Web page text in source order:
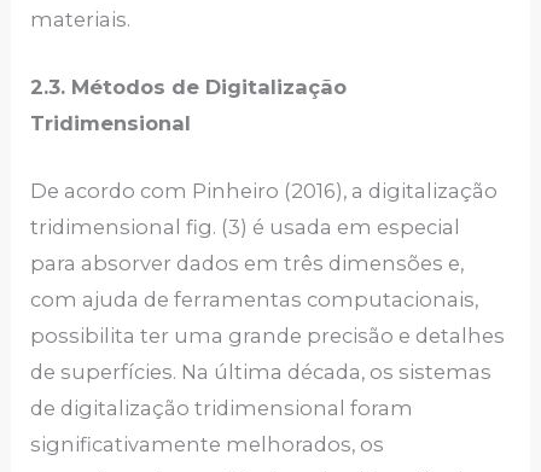
materiais.
2.3. Métodos de Digitalização
Tridimensional
De acordo com Pinheiro (2016), a digitalização
tridimensional fig. (3) é usada em especial
para absorver dados em três dimensões e,
com ajuda de ferramentas computacionais,
possibilita ter uma grande precisão e detalhes
de superfícies. Na última década, os sistemas
de digitalização tridimensional foram
significativamente melhorados, os